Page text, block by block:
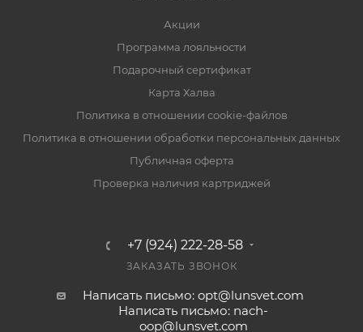
Акции
Программа лояльности
Подарочный сертификат
Карта Халва
Политика в отношении cookie-файлов
Политика в отношении обработки персональных данных
Публичная оферта
Проверка наличия картриджей
+7 (924) 222-28-58
ЗАКАЗАТЬ ЗВОНОК
Написать письмо: opt@lunsvet.com
Написать письмо: nach-
oop@lunsvet.com